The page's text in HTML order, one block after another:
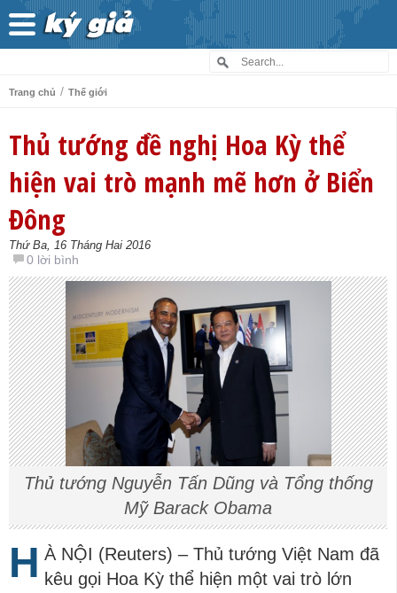
Trang chủ / Thế giới
Thủ tướng đề nghị Hoa Kỳ thể
hiện vai trò mạnh mẽ hơn ở Biển
Đông
Thứ Ba, 16 Tháng Hai 2016
0 lời bình
Thủ tướng Nguyễn Tấn Dũng và Tổng thống
Mỹ Barack Obama
H À NỘI (Reuters) – Thủ tướng Việt Nam đã
kêu gọi Hoa Kỳ thể hiện một vai trò lớn